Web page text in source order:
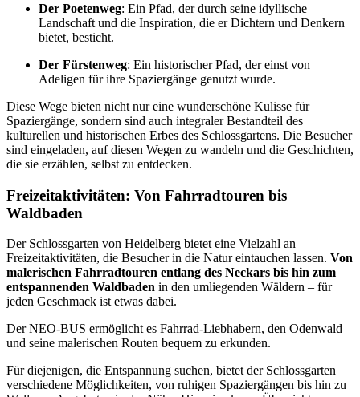
Der Poetenweg: Ein Pfad, der durch seine idyllische
Landschaft und die Inspiration, die er Dichtern und Denkern
bietet, besticht.
Der Fürstenweg: Ein historischer Pfad, der einst von
Adeligen für ihre Spaziergänge genutzt wurde.
Diese Wege bieten nicht nur eine wunderschöne Kulisse für
Spaziergänge, sondern sind auch integraler Bestandteil des
kulturellen und historischen Erbes des Schlossgartens. Die Besucher
sind eingeladen, auf diesen Wegen zu wandeln und die Geschichten,
die sie erzählen, selbst zu entdecken.
Freizeitaktivitäten: Von Fahrradtouren bis
Waldbaden
Der Schlossgarten von Heidelberg bietet eine Vielzahl an
Freizeitaktivitäten, die Besucher in die Natur eintauchen lassen. Von
malerischen Fahrradtouren entlang des Neckars bis hin zum
entspannenden Waldbaden in den umliegenden Wäldern – für
jeden Geschmack ist etwas dabei.
Der NEO-BUS ermöglicht es Fahrrad-Liebhabern, den Odenwald
und seine malerischen Routen bequem zu erkunden.
Für diejenigen, die Entspannung suchen, bietet der Schlossgarten
verschiedene Möglichkeiten, von ruhigen Spaziergängen bis hin zu